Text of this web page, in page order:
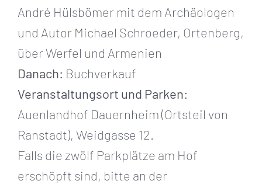
André Hülsbömer mit dem Archäologen
und Autor Michael Schroeder, Ortenberg,
über Werfel und Armenien
Danach: Buchverkauf
Veranstaltungsort und Parken:
Auenlandhof Dauernheim (Ortsteil von
Ranstadt), Weidgasse 12.
Falls die zwölf Parkplätze am Hof
erschöpft sind, bitte an der